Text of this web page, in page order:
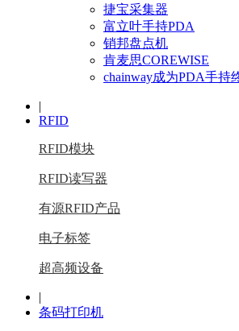
捷宝采集器
富立叶手持PDA
销邦盘点机
肯麦思COREWISE
chainway成为PDA手持
|
RFID
RFID模块
RFID读写器
有源RFID产品
电子标签
超高频设备
|
条码打印机